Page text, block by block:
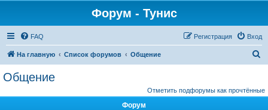
Форум - Тунис
FAQ Вход
Регистрация
На главную Список форумов Общение
с
Общение
Отметить подфорумы как прочтённые
Форум